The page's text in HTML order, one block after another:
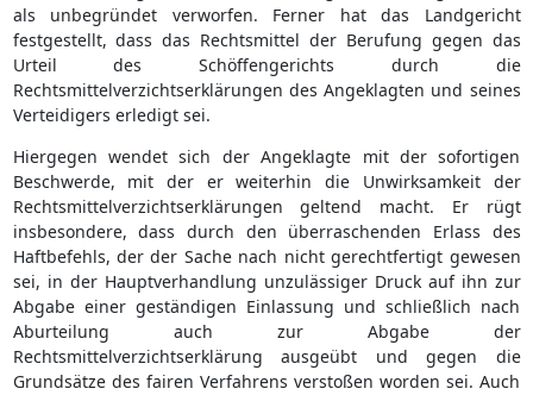
als unbegründet verworfen. Ferner hat das Landgericht
festgestellt, dass das Rechtsmittel der Berufung gegen das
Urteil des Schöffengerichts durch die
Rechtsmittelverzichtserklärungen des Angeklagten und seines
Verteidigers erledigt sei.
Hiergegen wendet sich der Angeklagte mit der sofortigen
Beschwerde, mit der er weiterhin die Unwirksamkeit der
Rechtsmittelverzichtserklärungen geltend macht. Er rügt
insbesondere, dass durch den überraschenden Erlass des
Haftbefehls, der der Sache nach nicht gerechtfertigt gewesen
sei, in der Hauptverhandlung unzulässiger Druck auf ihn zur
Abgabe einer geständigen Einlassung und schließlich nach
Aburteilung auch zur Abgabe der
Rechtsmittelverzichtserklärung ausgeübt und gegen die
Grundsätze des fairen Verfahrens verstoßen worden sei. Auch